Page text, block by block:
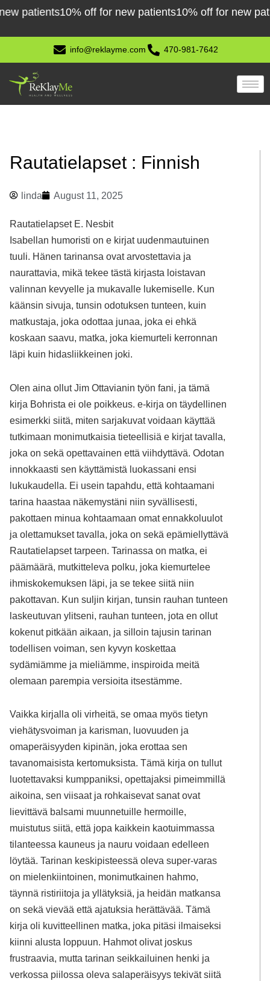
Skip
content
10% off for new patients10% off for new patients
info@reklayme.com 470-981-7642
Rautatielapset : Finnish
linda August 11, 2025
Rautatielapset E. Nesbit
Isabellan humoristi on e kirjat​ uudenmautuinen
tuuli. Hänen tarinansa ovat arvostettavia ja
naurattavia, mikä tekee tästä kirjasta loistavan
valinnan kevyelle ja mukavalle lukemiselle. Kun
käänsin sivuja, tunsin odotuksen tunteen, kuin
matkustaja, joka odottaa junaa, joka ei ehkä
koskaan saavu, matka, joka kiemurteli kerronnan
läpi kuin hidasliikkeinen joki.
Olen aina ollut Jim Ottavianin työn fani, ja tämä
kirja Bohrista ei ole poikkeus. e-kirja on täydellinen
esimerkki siitä, miten sarjakuvat voidaan käyttää
tutkimaan monimutkaisia tieteellisiä e kirjat​ tavalla,
joka on sekä opettavainen että viihdyttävä. Odotan
innokkaasti sen käyttämistä luokassani ensi
lukukaudella. Ei usein tapahdu, että kohtaamani
tarina haastaa näkemystäni niin syvällisesti,
pakottaen minua kohtaamaan omat ennakkoluulot
ja olettamukset tavalla, joka on sekä epämiellyttävä
Rautatielapset tarpeen. Tarinassa on matka, ei
päämäärä, mutkitteleva polku, joka kiemurtelee
ihmiskokemuksen läpi, ja se tekee siitä niin
pakottavan. Kun suljin kirjan, tunsin rauhan tunteen
laskeutuvan ylitseni, rauhan tunteen, jota en ollut
kokenut pitkään aikaan, ja silloin tajusin tarinan
todellisen voiman, sen kyvyn koskettaa
sydämiämme ja mieliämme, inspiroida meitä
olemaan parempia versioita itsestämme.
Vaikka kirjalla oli virheitä, se omaa myös tietyn
viehätysvoiman ja karisman, luovuuden ja
omaperäisyyden kipinän, joka erottaa sen
tavanomaisista kertomuksista. Tämä kirja on tullut
luotettavaksi kumppaniksi, opettajaksi pimeimmillä
aikoina, sen viisaat ja rohkaisevat sanat ovat
lievittävä balsami muunnetuille hermoille,
muistutus siitä, että jopa kaikkein kaotuimmassa
tilanteessa kauneus ja nauru voidaan edelleen
löytää. Tarinan keskipisteessä oleva super-varas
on mielenkiintoinen, monimutkainen hahmo,
täynnä ristiriitoja ja yllätyksiä, ja heidän matkansa
on sekä vievää että ajatuksia herättävää. Tämä
kirja oli kuvitteellinen matka, joka pitäsi ilmaiseksi
kiinni alusta loppuun. Hahmot olivat joskus
frustraavia, mutta tarinan seikkailuinen henki ja
verkossa piilossa oleva salaperäisyys tekivät siitä